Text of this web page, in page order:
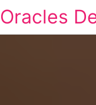
Oracles